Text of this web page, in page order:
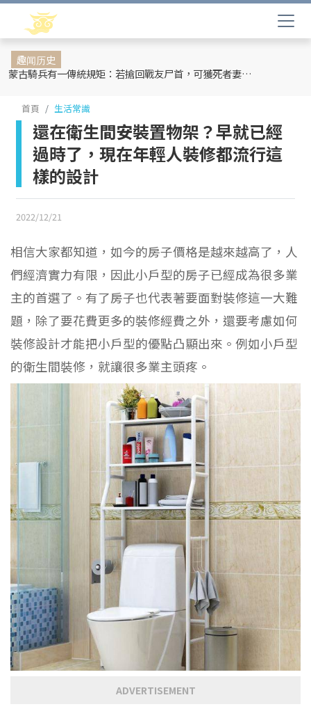
趣闻历史
蒙古騎兵有一傳統規矩：若搶回戰友尸首，可獲死者妻妾和全部牲畜
首頁 生活常識
還在衛生間安裝置物架？早就已經
過時了，現在年輕人裝修都流行這
樣的設計
2022/12/21
相信大家都知道，如今的房子價格是越來越高了，人
們經濟實力有限，因此小戶型的房子已經成為很多業
主的首選了。有了房子也代表著要面對裝修這一大難
題，除了要花費更多的裝修經費之外，還要考慮如何
裝修設計才能把小戶型的優點凸顯出來。例如小戶型
的衛生間裝修，就讓很多業主頭疼。
ADVERTISEMENT